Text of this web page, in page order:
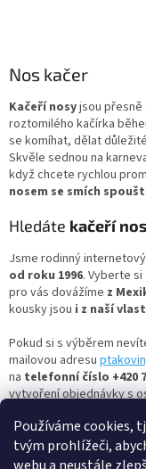
Používáme cookies,
tvým prohlížeči,
Nos kačer
Kačeří nosyjsou přesně
roztomilého kačírka
se komíhat, dělat
Skvěle sednou na
když chcete rychlou
nosem se smích
Hledáte kačeří nos
Jsme rodinný
od roku 1996. Vyberte
pro vás dovážíme z
kousky jsou i z naší
Pokud si s výběrem
mailovou adresu
na telefonní číslo +420
vytvoření objednávky s
Hrdějovicích na
všední den od 13:00 do